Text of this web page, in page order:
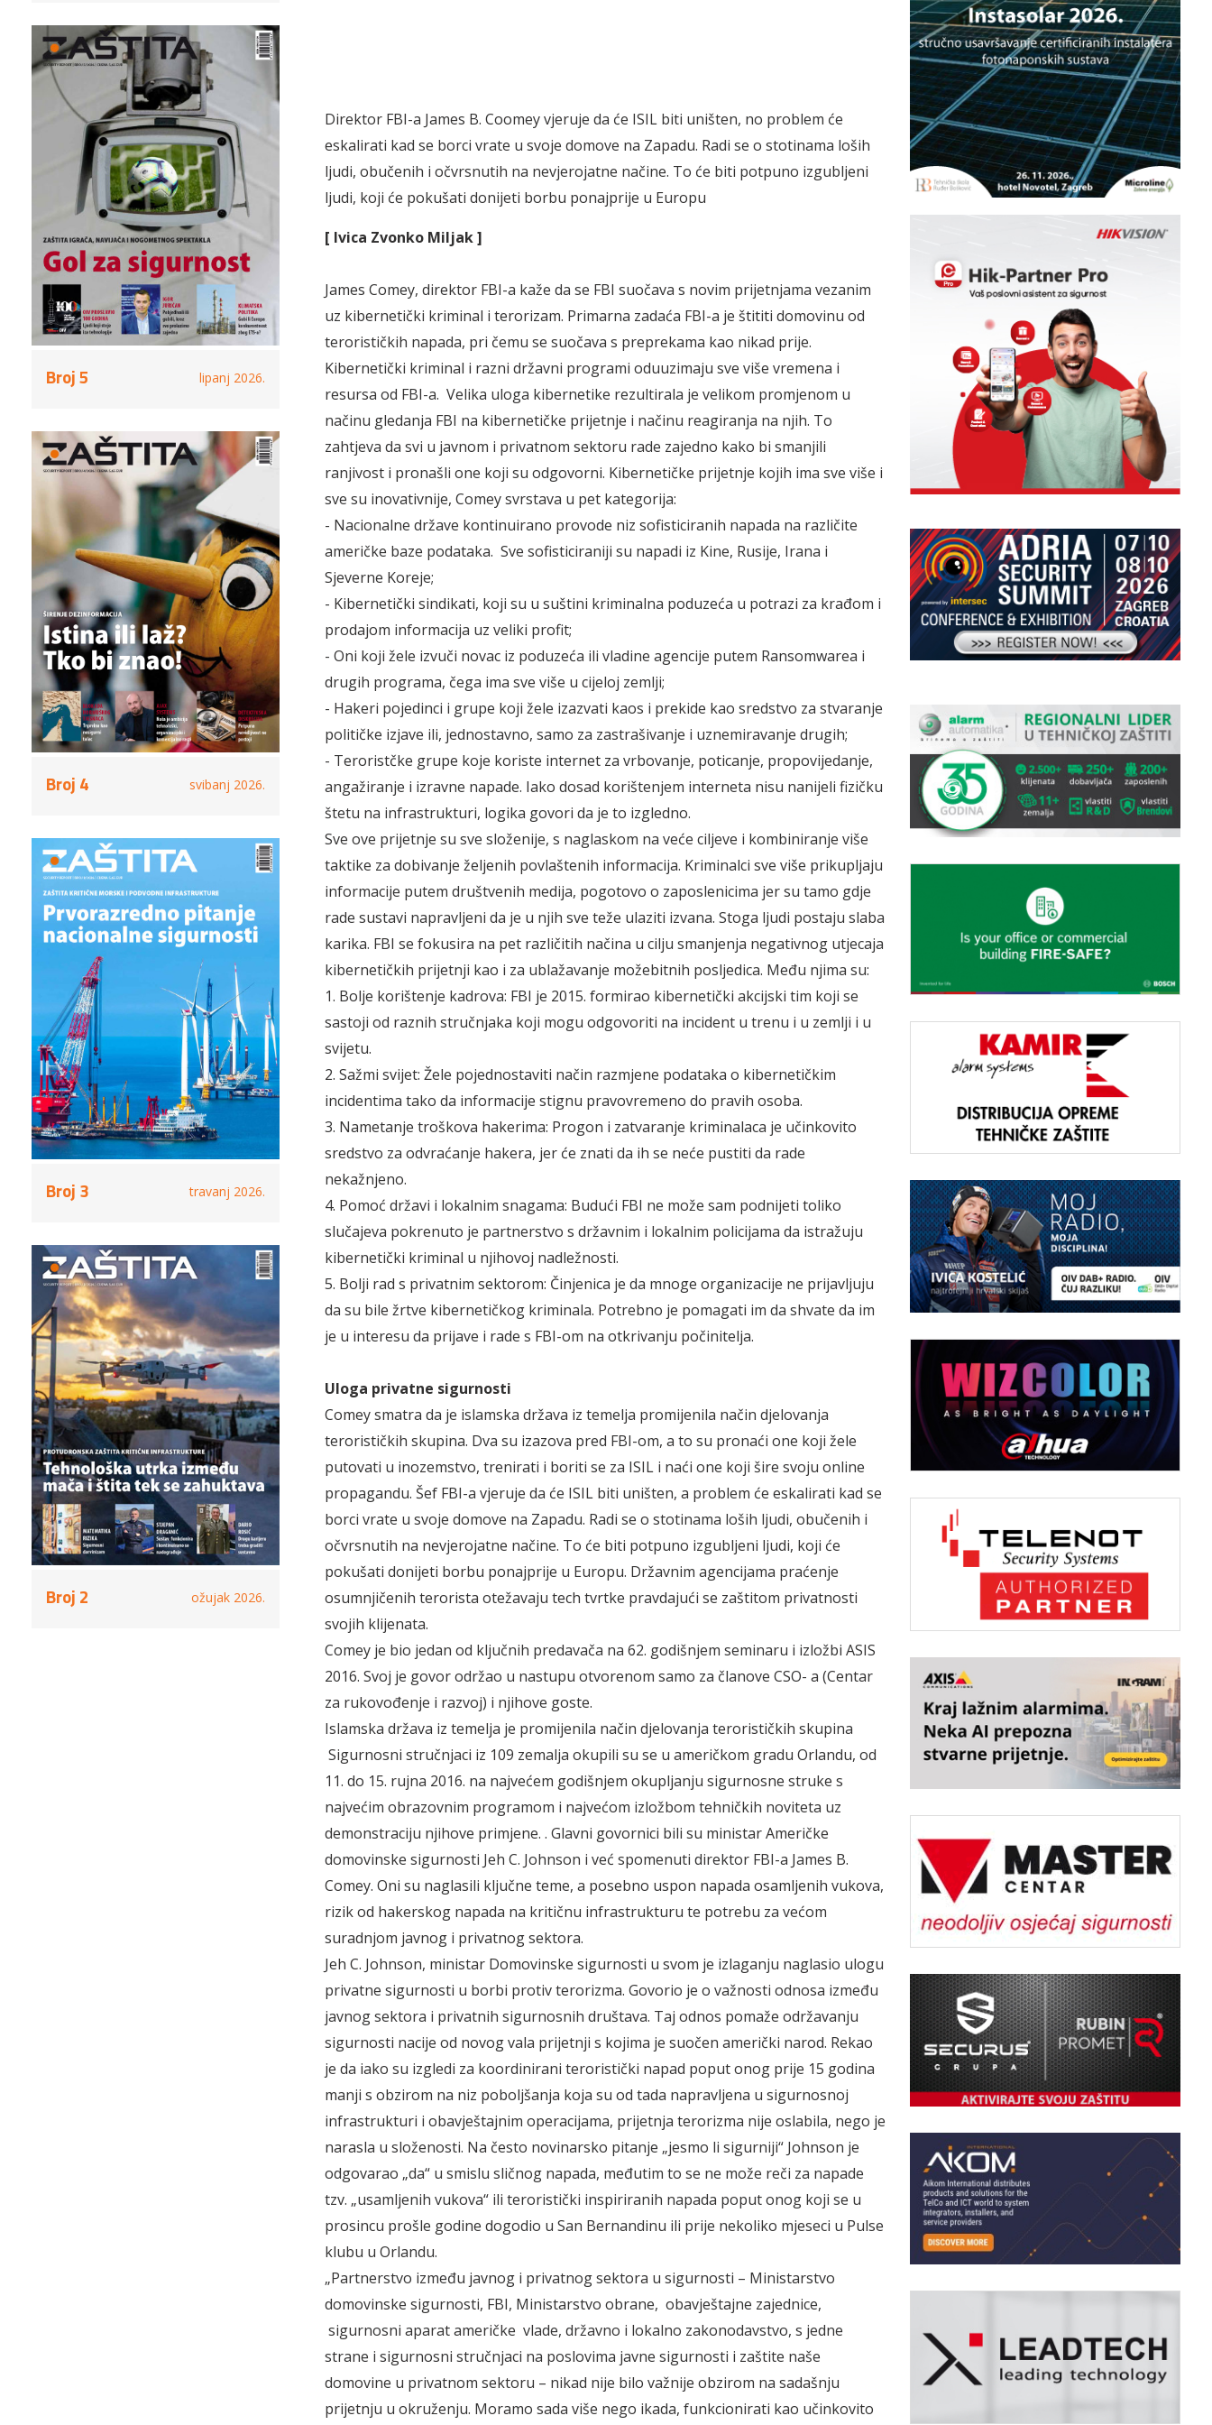
Broj 5 lipanj 2026.
Broj 4 svibanj 2026.
Broj 3 travanj 2026.
Broj 2 ožujak 2026.
Direktor FBI-a James B. Coomey vjeruje da će ISIL biti uništen, no problem će
eskalirati kad se borci vrate u svoje domove na Zapadu. Radi se o stotinama loših
ljudi, obučenih i očvrsnutih na nevjerojatne načine. To će biti potpuno izgubljeni
ljudi, koji će pokušati donijeti borbu ponajprije u Europu
[ Ivica Zvonko Miljak ]
James Comey, direktor FBI-a kaže da se FBI suočava s novim prijetnjama vezanim
uz kibernetički kriminal i terorizam. Primarna zadaća FBI-a je štititi domovinu od
terorističkih napada, pri čemu se suočava s preprekama kao nikad prije.
Kibernetički kriminal i razni državni programi oduuzimaju sve više vremena i
resursa od FBI-a. Velika uloga kibernetike rezultirala je velikom promjenom u
načinu gledanja FBI na kibernetičke prijetnje i načinu reagiranja na njih. To
zahtjeva da svi u javnom i privatnom sektoru rade zajedno kako bi smanjili
ranjivost i pronašli one koji su odgovorni. Kibernetičke prijetnje kojih ima sve više i
sve su inovativnije, Comey svrstava u pet kategorija:
- Nacionalne države kontinuirano provode niz sofisticiranih napada na različite
američke baze podataka. Sve sofisticiraniji su napadi iz Kine, Rusije, Irana i
Sjeverne Koreje;
- Kibernetički sindikati, koji su u suštini kriminalna poduzeća u potrazi za krađom i
prodajom informacija uz veliki profit;
- Oni koji žele izvuči novac iz poduzeća ili vladine agencije putem Ransomwarea i
drugih programa, čega ima sve više u cijeloj zemlji;
- Hakeri pojedinci i grupe koji žele izazvati kaos i prekide kao sredstvo za stvaranje
političke izjave ili, jednostavno, samo za zastrašivanje i uznemiravanje drugih;
- Teroristčke grupe koje koriste internet za vrbovanje, poticanje, propovijedanje,
angažiranje i izravne napade. Iako dosad korištenjem interneta nisu nanijeli fizičku
štetu na infrastrukturi, logika govori da je to izgledno.
Sve ove prijetnje su sve složenije, s naglaskom na veće ciljeve i kombiniranje više
taktike za dobivanje željenih povlaštenih informacija. Kriminalci sve više prikupljaju
informacije putem društvenih medija, pogotovo o zaposlenicima jer su tamo gdje
rade sustavi napravljeni da je u njih sve teže ulaziti izvana. Stoga ljudi postaju slaba
karika. FBI se fokusira na pet različitih načina u cilju smanjenja negativnog utjecaja
kibernetičkih prijetnji kao i za ublažavanje možebitnih posljedica. Među njima su:
1. Bolje korištenje kadrova: FBI je 2015. formirao kibernetički akcijski tim koji se
sastoji od raznih stručnjaka koji mogu odgovoriti na incident u trenu i u zemlji i u
svijetu.
2. Sažmi svijet: Žele pojednostaviti način razmjene podataka o kibernetičkim
incidentima tako da informacije stignu pravovremeno do pravih osoba.
3. Nametanje troškova hakerima: Progon i zatvaranje kriminalaca je učinkovito
sredstvo za odvraćanje hakera, jer će znati da ih se neće pustiti da rade
nekažnjeno.
4. Pomoć državi i lokalnim snagama: Budući FBI ne može sam podnijeti toliko
slučajeva pokrenuto je partnerstvo s državnim i lokalnim policijama da istražuju
kibernetički kriminal u njihovoj nadležnosti.
5. Bolji rad s privatnim sektorom: Činjenica je da mnoge organizacije ne prijavljuju
da su bile žrtve kibernetičkog kriminala. Potrebno je pomagati im da shvate da im
je u interesu da prijave i rade s FBI-om na otkrivanju počinitelja.
Uloga privatne sigurnosti
Comey smatra da je islamska država iz temelja promijenila način djelovanja
terorističkih skupina. Dva su izazova pred FBI-om, a to su pronaći one koji žele
putovati u inozemstvo, trenirati i boriti se za ISIL i naći one koji šire svoju online
propagandu. Šef FBI-a vjeruje da će ISIL biti uništen, a problem će eskalirati kad se
borci vrate u svoje domove na Zapadu. Radi se o stotinama loših ljudi, obučenih i
očvrsnutih na nevjerojatne načine. To će biti potpuno izgubljeni ljudi, koji će
pokušati donijeti borbu ponajprije u Europu. Državnim agencijama praćenje
osumnjičenih terorista otežavaju tech tvrtke pravdajući se zaštitom privatnosti
svojih klijenata.
Comey je bio jedan od ključnih predavača na 62. godišnjem seminaru i izložbi ASIS
2016. Svoj je govor održao u nastupu otvorenom samo za članove CSO- a (Centar
za rukovođenje i razvoj) i njihove goste.
Islamska država iz temelja je promijenila način djelovanja terorističkih skupina
Sigurnosni stručnjaci iz 109 zemalja okupili su se u američkom gradu Orlandu, od
11. do 15. rujna 2016. na najvećem godišnjem okupljanju sigurnosne struke s
najvećim obrazovnim programom i najvećom izložbom tehničkih noviteta uz
demonstraciju njihove primjene. . Glavni govornici bili su ministar Američke
domovinske sigurnosti Jeh C. Johnson i već spomenuti direktor FBI-a James B.
Comey. Oni su naglasili ključne teme, a posebno uspon napada osamljenih vukova,
rizik od hakerskog napada na kritičnu infrastrukturu te potrebu za većom
suradnjom javnog i privatnog sektora.
Jeh C. Johnson, ministar Domovinske sigurnosti u svom je izlaganju naglasio ulogu
privatne sigurnosti u borbi protiv terorizma. Govorio je o važnosti odnosa između
javnog sektora i privatnih sigurnosnih društava. Taj odnos pomaže održavanju
sigurnosti nacije od novog vala prijetnji s kojima je suočen američki narod. Rekao
je da iako su izgledi za koordinirani teroristički napad poput onog prije 15 godina
manji s obzirom na niz poboljšanja koja su od tada napravljena u sigurnosnoj
infrastrukturi i obavještajnim operacijama, prijetnja terorizma nije oslabila, nego je
narasla u složenosti. Na često novinarsko pitanje „jesmo li sigurniji“ Johnson je
odgovarao „da“ u smislu sličnog napada, međutim to se ne može reči za napade
tzv. „usamljenih vukova“ ili teroristički inspiriranih napada poput onog koji se u
prosincu prošle godine dogodio u San Bernandinu ili prije nekoliko mjeseci u Pulse
klubu u Orlandu.
„Partnerstvo između javnog i privatnog sektora u sigurnosti – Ministarstvo
domovinske sigurnosti, FBI, Ministarstvo obrane, obavještajne zajednice,
sigurnosni aparat američke vlade, državno i lokalno zakonodavstvo, s jedne
strane i sigurnosni stručnjaci na poslovima javne sigurnosti i zaštite naše
domovine u privatnom sektoru – nikad nije bilo važnije obzirom na sadašnju
prijetnju u okruženju. Moramo sada više nego ikada, funkcionirati kao učinkovito